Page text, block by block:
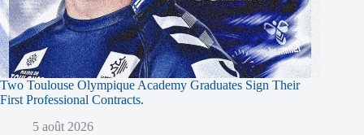
Two Toulouse Olympique Academy Graduates Sign Their
First Professional Contracts.
5 août 2026